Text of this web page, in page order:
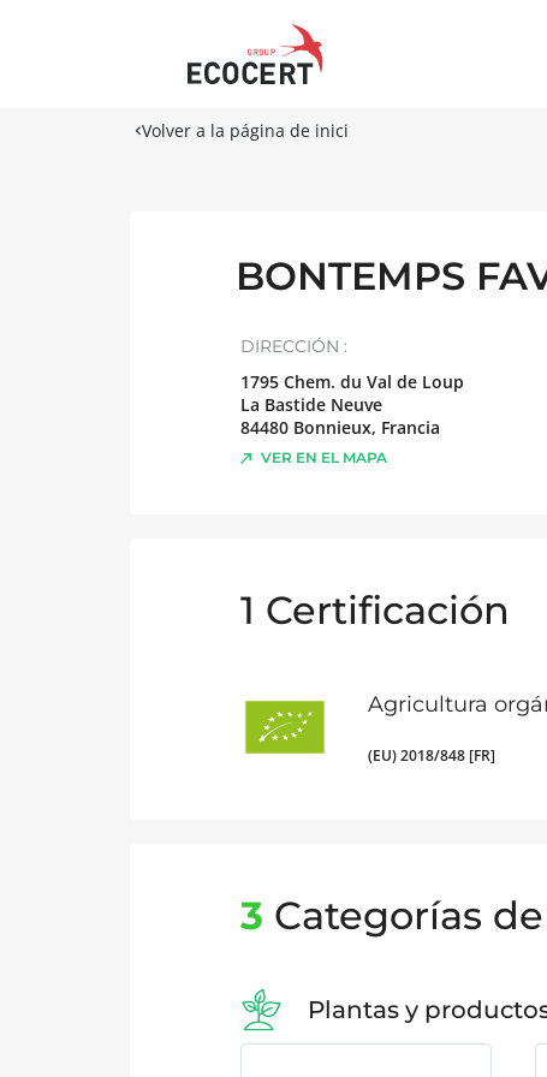
Volver a la página de inici
BONTEMPS
DIRECCIÓN :
1795 Chem. du Val de Loup
La Bastide Neuve
84480 Bonnieux, Francia
VER EN EL MAPA
1 Certificación
Agricultura
(EU) 2018/848 [FR]
3 Categorías
Plantas y